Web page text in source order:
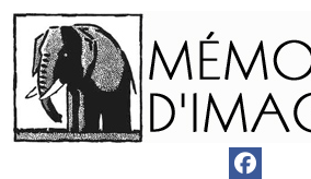
Passer
au
contenu